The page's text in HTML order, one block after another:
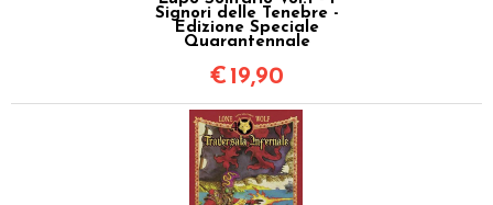
Signori delle Tenebre -
Edizione Speciale
Quarantennale
€ 19,90